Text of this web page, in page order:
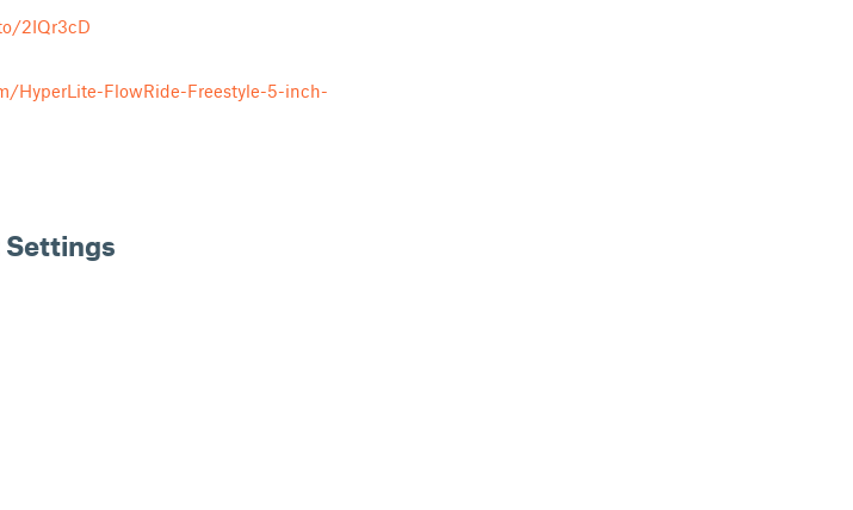
2IQr3cD
HyperLite-FlowRide-Freestyle-5-inch-
Settings